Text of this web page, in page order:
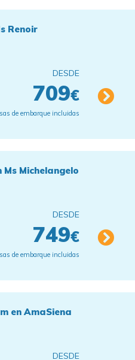
Renoir
DESDE
709€
de embarque incluidas
Ms Michelangelo
DESDE
749€
de embarque incluidas
en AmaSiena
DESDE